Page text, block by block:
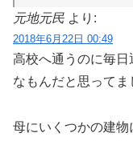
元地元民 より:
2018年6月22日 00:49
高校へ通うのに毎
なもんだと思ってま
母にいくつかの建